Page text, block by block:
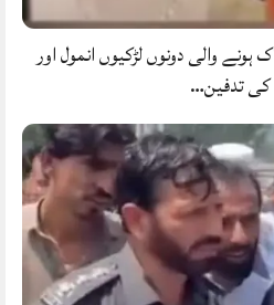
والی دونوں لڑکیوں انمول اور
کی تدفین…